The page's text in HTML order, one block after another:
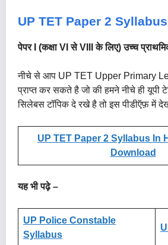
UP TET Paper 2
पेपर I (कक्षा VI से VIII के लिए) उच्च
नीचे से आप UP TET Upper Primary
प्राप्त कर सकते है जो की हमने नीचे ही यूपी
सिलेबस टॉपिक दे रखे है तो इस पीडीऍफ़ में
UP TET Paper 2 Syllabus In
Download
यह भी पढ़े –
UP Police Constable
Syllabus